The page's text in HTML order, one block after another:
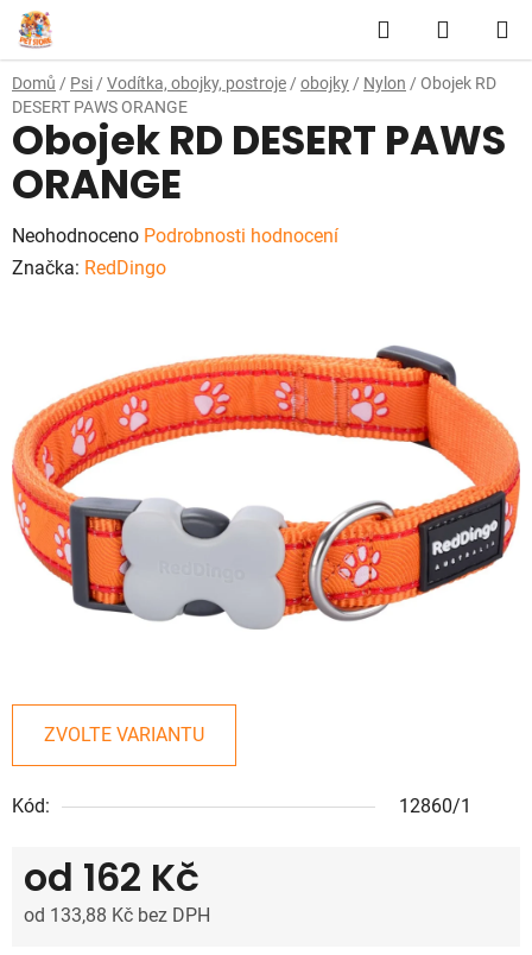
Přejít
na
obsah
Hledat
KOŠÍK
Domů / Psi / Vodítka, obojky, postroje / obojky / Nylon / Obojek RD
DESERT PAWS ORANGE
ZVOLTE VARIANTU
Kód: 12860/1
od 162 Kč
od 133,88 Kč bez DPH
Obojek RD DESERT PAWS
ORANGE
Průměrné
hodnocení
5
hvězdiček.
Neohodnoceno Podrobnosti hodnocení
Značka: RedDingo